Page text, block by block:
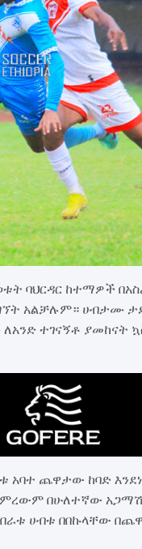
ባህርዳር ከተማዎች
አልቻሉም። ሀብታሙ
ለአንድ ተገናኝቶ
ጨዋታው ከባድ
በሁለተኛው
ሀብቱ በበኩላቸው